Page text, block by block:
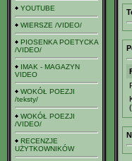
YOUTUBE
WIERSZE /VIDEO/
PIOSENKA POETYCKA
/VIDEO/
IMAK - MAGAZYN
VIDEO
WOKÓŁ POEZJI
/teksty/
WOKÓŁ POEZJI
/VIDEO/
RECENZJE
UŻYTKOWNIKÓW